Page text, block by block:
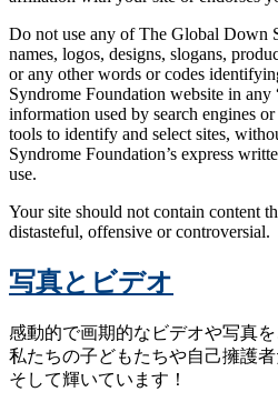
Do not use any of The Global Down
names, logos, designs, slogans,
or any other words or codes
Syndrome Foundation website in any
information used by search engines
tools to identify and select sites,
Syndrome Foundation’s express
use.
Your site should not contain content
distasteful, offensive or controversial.
写真とビデオ
感動的で画期的なビデオや写真を
私たちの子どもたちや自己擁護者
そして輝いています！